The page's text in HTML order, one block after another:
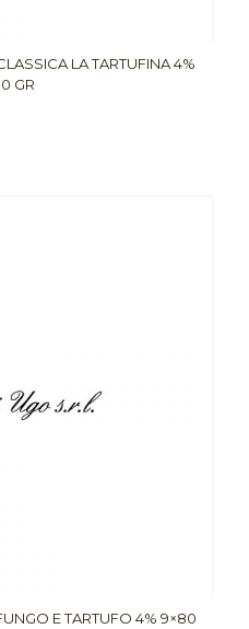
LA TARTUFINA 4%
GR
E TARTUFO 4% 9×80